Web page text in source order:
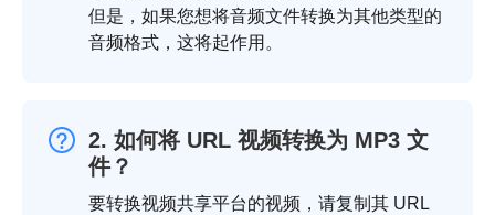
但是，如果您想将音频文件转换为其他类型的
音频格式，这将起作用。
2. 如何将 URL 视频转换为 MP3 文
件？
要转换视频共享平台的视频，请复制其 URL